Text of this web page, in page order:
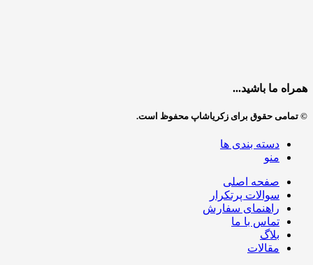
همراه ما باشید...
© تمامی حقوق برای زکریاشاپ محفوظ است.
دسته بندی ها
منو
صفحه اصلی
سوالات پرتکرار
راهنمای سفارش
تماس با ما
بلاگ
مقالات